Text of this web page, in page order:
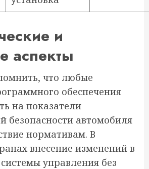
и
аспекты
что любые
обеспечения
на показатели
безопасности автомобиля
нормативам. В
внесение изменений в
управления без